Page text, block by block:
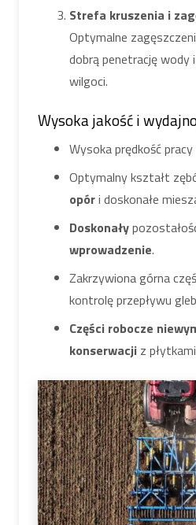
Strefa kruszenia i
Optymalne
dobrą penetrację wody
wilgoci.
Wysoka jakość i
Wysoka prędkość
Optymalny kształt
opóri doskonałe
Doskonały
wprowadzenie.
Zakrzywiona górna
kontrolę przepływu
Części robocze
konserwacji z